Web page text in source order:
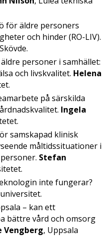
för äldre personers
och hinder (RO-LIV).
personer i samhället:
och livskvalitet. Helena
på särskilda
Ingela
samskapad klinisk
måltidssituationer i
Stefan
inte fungerar?
– kan ett
bättre vård och omsorg
Vengberg, Uppsala